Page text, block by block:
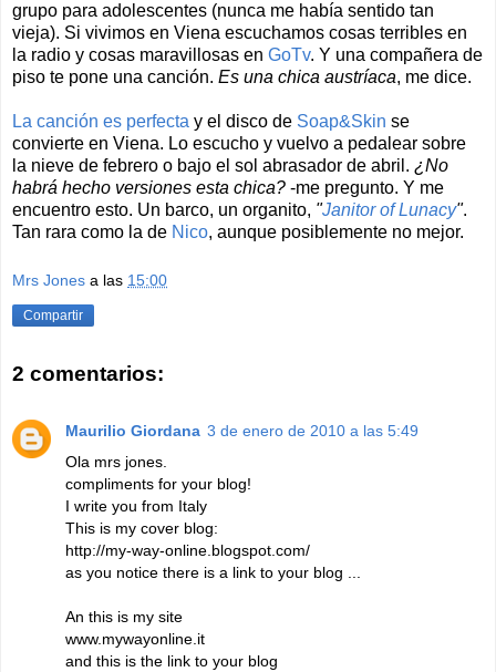
grupo para adolescentes (nunca me había sentido tan
vieja). Si vivimos en Viena escuchamos cosas terribles en
la radio y cosas maravillosas en GoTv. Y una compañera de
piso te pone una canción. Es una chica austríaca, me dice.
La canción es perfecta y el disco de Soap&Skin se
convierte en Viena. Lo escucho y vuelvo a pedalear sobre
la nieve de febrero o bajo el sol abrasador de abril. ¿No
habrá hecho versiones esta chica? -me pregunto. Y me
encuentro esto. Un barco, un organito, "Janitor of Lunacy".
Tan rara como la de Nico, aunque posiblemente no mejor.
Mrs Jones a las 15:00
Compartir
2 comentarios:
Maurilio Giordana 3 de enero de 2010 a las 5:49
Ola mrs jones.
compliments for your blog!
I write you from Italy
This is my cover blog:
http://my-way-online.blogspot.com/
as you notice there is a link to your blog ...
An this is my site
www.mywayonline.it
and this is the link to your blog